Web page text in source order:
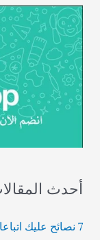
أحدث
7 نصائح عليك اتباعاها عند زيارة حدائق اكتوبر مع العائلة